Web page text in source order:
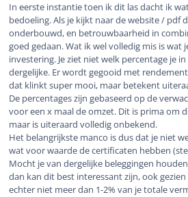
In eerste instantie toen ik dit las dacht ik
bedoeling. Als je kijkt naar de website / pdf
onderbouwd, en betrouwbaarheid in
goed gedaan. Wat ik wel volledig mis is wat
investering. Je ziet niet welk percentage je
dergelijke. Er wordt gegooid met
dat klinkt super mooi, maar betekent
De percentages zijn gebaseerd op de
voor een x maal de omzet. Dit is prima om
maar is uiteraard volledig onbekend.
Het belangrijkste manco is dus dat je niet
wat voor waarde de certificaten hebben
Mocht je van dergelijke beleggingen
dan kan dit best interessant zijn, ook
echter niet meer dan 1-2% van je totale